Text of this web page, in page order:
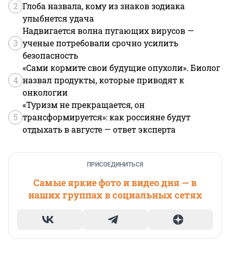
2 Глоба назвала, кому из знаков зодиака
улыбнется удача
3
Надвигается волна пугающих вирусов —
ученые потребовали срочно усилить
безопасность
4
«Сами кормите свои будущие опухоли». Биолог
назвал продукты, которые приводят к
онкологии
5
«Туризм не прекращается, он
трансформируется»: как россияне будут
отдыхать в августе — ответ эксперта
ПРИСОЕДИНИТЬСЯ
Самые яркие фото и видео дня — в
наших группах в социальных сетях